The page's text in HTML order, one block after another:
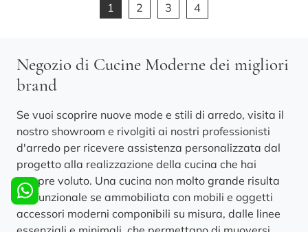
1 2 3 4
Negozio di Cucine Moderne dei migliori
brand
Se vuoi scoprire nuove mode e stili di arredo, visita il
nostro showroom e rivolgiti ai nostri professionisti
d'arredo per ricevere assistenza personalizzata dal
progetto alla realizzazione della cucina che hai
sempre voluto. Una cucina non molto grande risulta
più funzionale se ammobiliata con mobili e oggetti
accessori moderni componibili su misura, dalle linee